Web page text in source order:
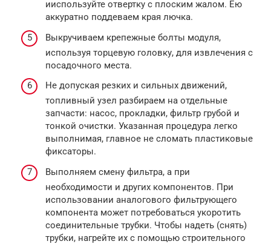
ииспользуйте отвертку с плоским жалом. Ею
аккуратно поддеваем края лючка.
Выкручиваем крепежные болты модуля,
используя торцевую головку, для извлечения с
посадочного места.
Не допуская резких и сильных движений,
топливный узел разбираем на отдельные
запчасти: насос, прокладки, фильтр грубой и
тонкой очистки. Указанная процедура легко
выполнимая, главное не сломать пластиковые
фиксаторы.
Выполняем смену фильтра, а при
необходимости и других компонентов. При
использовании аналогового фильтрующего
компонента может потребоваться укоротить
соединительные трубки. Чтобы надеть (снять)
трубки, нагрейте их с помощью строительного